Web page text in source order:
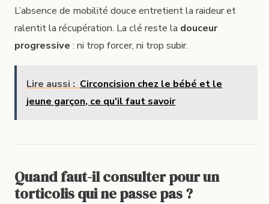
L’absence de mobilité douce entretient la raideur et
ralentit la récupération. La clé reste la douceur
progressive : ni trop forcer, ni trop subir.
Lire aussi : Circoncision chez le bébé et le
jeune garçon, ce qu'il faut savoir
Quand faut-il consulter pour un
torticolis qui ne passe pas ?